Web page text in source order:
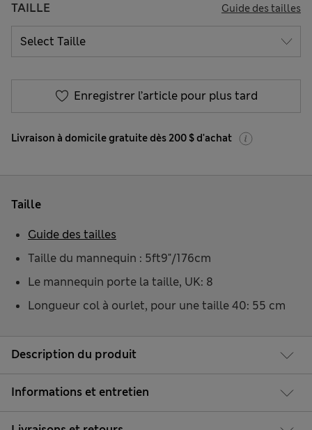
TAILLE Guide des tailles
Enregistrer l’article pour plus tard
Livraison à domicile gratuite dès 200 $ d'achat
Description du produit
Informations et entretien
Taille
Taille du mannequin : 5ft9"/176cm
Le mannequin porte la taille, UK: 8
Longueur col à ourlet, pour une taille 40: 55 cm
Guide des tailles